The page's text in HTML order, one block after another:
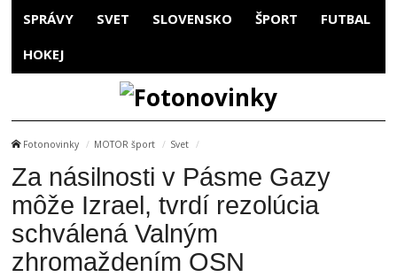
SPRÁVY SVET SLOVENSKO ŠPORT FUTBAL
HOKEJ
Fotonovinky MOTOR šport Svet
Za násilnosti v Pásme Gazy
môže Izrael, tvrdí rezolúcia
schválená Valným
zhromaždením OSN